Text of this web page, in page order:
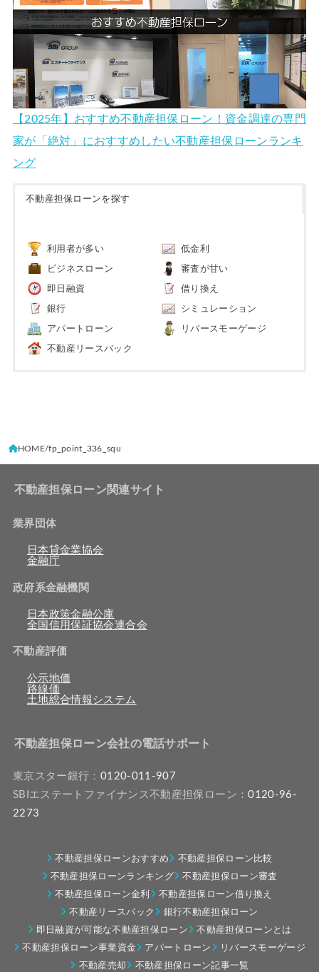
【2025年】おすすめ不動産担保ローン！資金調達の専門
家が「絶対」におすすめしたい不動産担保ローンランキ
ング
不動産担保ローンを探す
利用者が多い 低金利
ビジネスローン 審査が甘い
即日融資 借り換え
銀行 シミュレーション
アパートローン リバースモーゲージ
不動産リースバック
HOME fp_point_336_squ
不動産担保ローン関連サイト
業界団体
日本貸金業協会
金融庁
政府系金融機関
日本政策金融公庫
全国信用保証協会連合会
不動産評価
公示地価
路線価
土地総合情報システム
不動産担保ローン会社の電話サポート
東京スター銀行： 0120-011-907
SBIエステートファイナンス不動産担保ローン：0120-96-
2273
不動産担保ローンおすすめ
不動産担保ローン比較
不動産担保ローンランキング
不動産担保ローン審査
不動産担保ローン金利
不動産担保ローン借り換え
不動産リースバック
銀行不動産担保ローン
即日融資が可能な不動産担保ローン
不動産担保ローンとは
不動産担保ローン事業資金
アパートローン
リバースモーゲージ
不動産売却
不動産担保ローン記事一覧